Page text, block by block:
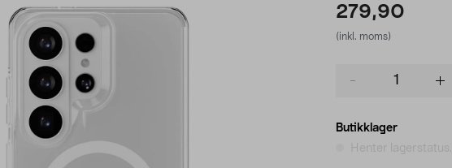
279,90
(inkl. moms)
Butikklager
Henter lagerstatus...